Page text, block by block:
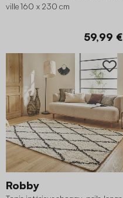
ville 160 x 230 cm
59,99 €
Robby